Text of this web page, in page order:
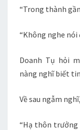
“Trong thành
“Không nghe nói
Doanh Tụ hỏi
nàng nghĩ biết
Về sau ngẫm
“Hạ thôn trưởng